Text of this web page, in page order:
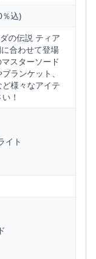
％込)
の伝説 ティア
合わせて登場
スターソード
ランケット、
様々なアイテ
！
イト